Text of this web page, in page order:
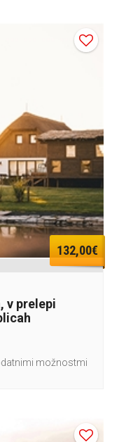
132,00€
v prelepi
možnostmi